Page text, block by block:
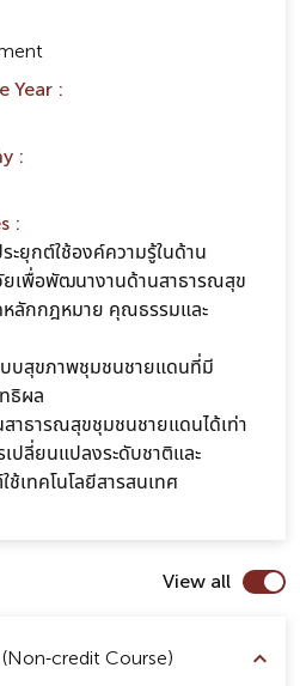
Year :
:
:
ะยุกต์ใช้องค์ความรู้ในด้าน
ยเพื่อพัฒนางานด้านสาธารณสุข
ลักกฎหมาย คุณธรรมและ
บสุขภาพชุมชนชายแดนที่มี
ธิผล
าธารณสุขชุมชนชายแดนได้เท่า
ปลี่ยนแปลงระดับชาติและ
เทคโนโลยีสารสนเทศ
View all
credit Course)